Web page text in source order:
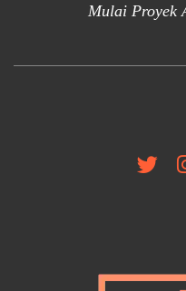
Mulai Proyek